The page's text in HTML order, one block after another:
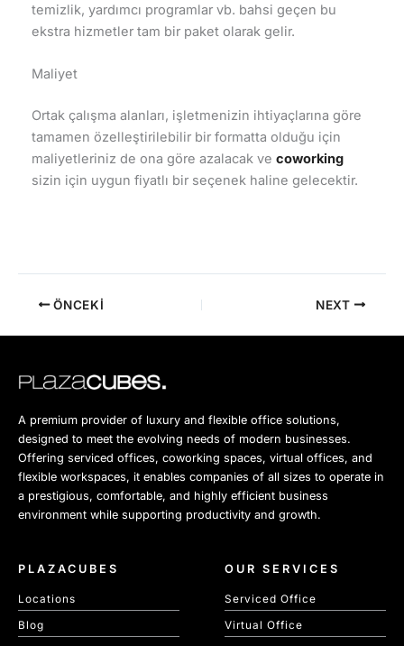
temizlik, yardımcı programlar vb. bahsi geçen bu
ekstra hizmetler tam bir paket olarak gelir.
Maliyet
Ortak çalışma alanları, işletmenizin ihtiyaçlarına göre
tamamen özelleştirilebilir bir formatta olduğu için
maliyetleriniz de ona göre azalacak ve coworking
sizin için uygun fiyatlı bir seçenek haline gelecektir.
ÖNCEKI NEXT
A premium provider of luxury and flexible office solutions,
designed to meet the evolving needs of modern businesses.
Offering serviced offices, coworking spaces, virtual offices, and
flexible workspaces, it enables companies of all sizes to operate in
a prestigious, comfortable, and highly efficient business
environment while supporting productivity and growth.
PLAZACUBES
Locations
Blog
OUR SERVICES
Serviced Office
Virtual Office